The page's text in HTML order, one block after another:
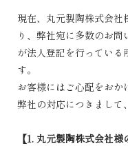
現在、丸元製陶株式会社
り、弊社宛に多数のお
が法人登記を行ってい
す。
お客様にはご心配をお
弊社の対応につきまして
【1. 丸元製陶株式会社様